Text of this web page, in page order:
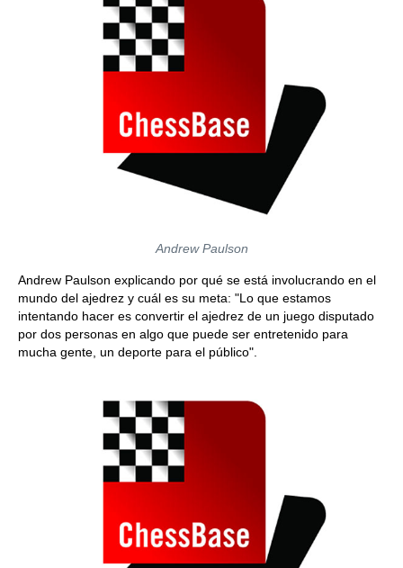
Andrew Paulson
Andrew Paulson explicando por qué se está involucrando en el
mundo del ajedrez y cuál es su meta: "Lo que estamos
intentando hacer es convertir el ajedrez de un juego disputado
por dos personas en algo que puede ser entretenido para
mucha gente, un deporte para el público".